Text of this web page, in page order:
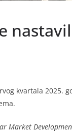
kvartala 2025.
Market